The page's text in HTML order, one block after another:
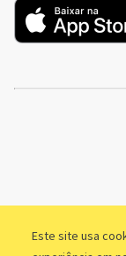
Este site usa